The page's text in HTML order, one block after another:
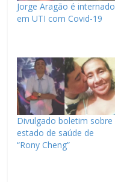
Jorge Aragão é internado
em UTI com Covid-19
Divulgado boletim sobre
estado de saúde de
“Rony Cheng”